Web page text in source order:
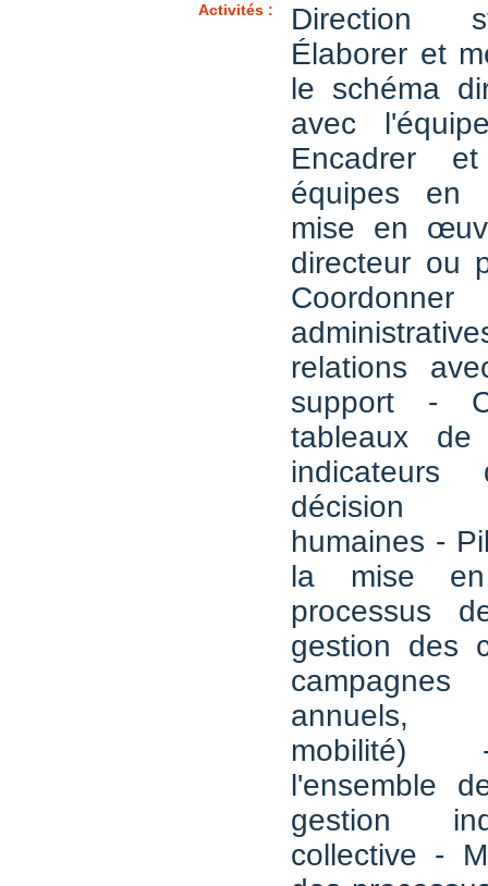
Activités :
Direction
Élaborer et
le schéma
avec
Encadrer
équipes en
mise en
directeur ou
relations
support -
tableaux
décision
humaines -
la mise
processus
gestion des
annuels,
mobilité)
l'ensemble
gestion
collective -